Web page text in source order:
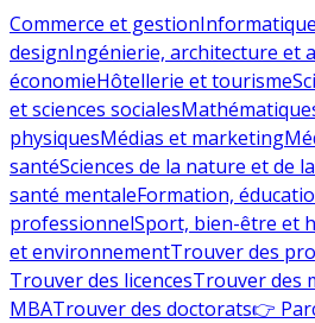
Commerce et gestion
designIngénierie, architecture et
économieHôtellerie et tourisme
et sciences sociales
physiquesMédias et marketing
santéSciences de la nature et de
santé mentaleFormation,
professionnelSport, bien-être et
et environnementTrouver des
Trouver des licencesTrouver des
MBATrouver des doctorats👉